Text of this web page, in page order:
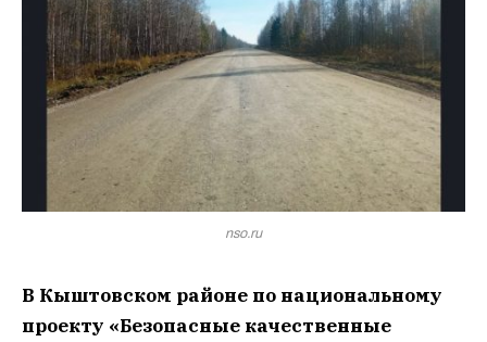
nso.ru
В Кыштовском районе по национальному
проекту «Безопасные качественные